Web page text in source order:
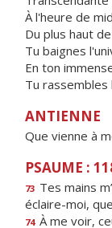
À l'heure de
Du plus haut
Tu baignes
En ton
Tu rassembles
ANTIENNE
Que vienne à
PSAUME :
73 Tes mains
éclaire-moi,
74 À me voir,